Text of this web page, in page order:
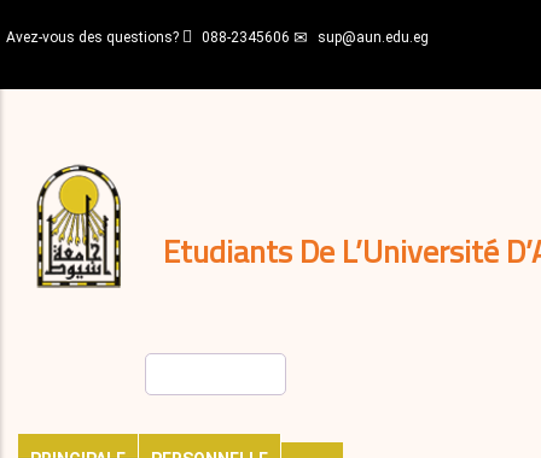
au
principal
Avez-vous des questions? 088-2345606 sup@aun.edu.eg
Etudiants De L’Université
décisions
Expatriés
Journal